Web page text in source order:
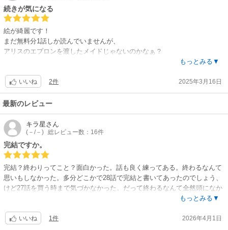
続きが気になる
絵が綺麗です！
まだ無料分1話しか読んでいませんが、
アリスのエプロンを渡したメイドじゃないのかなぁ？
もっとみる▼
いいね 2件 2025年3月16日
最新のレビュー
キラ星さん
(－/－) 総レビュー数：16件
完結ですか。
完結？終わりってこと？面白かった。話も良く練ってある。終わるなんて
思いもしなかった。多分どこかで28話で完結と書いてあったのでしょう、
けど27話を買う時まで気づかなかった。だって終わるなんて全然頭になか
ったから。絵も綺麗というのではなく、“確か”な絵と思わせて好きだっ
った。ちょっとグロいのは苦手だが。話も面白かった。原理主義者なんて
もっとみる▼
いいね 1件 2026年4月1日